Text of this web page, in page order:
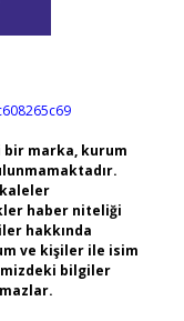
marka, kurum
haber niteliği
hakkında
ve kişiler ile isim
bilgiler